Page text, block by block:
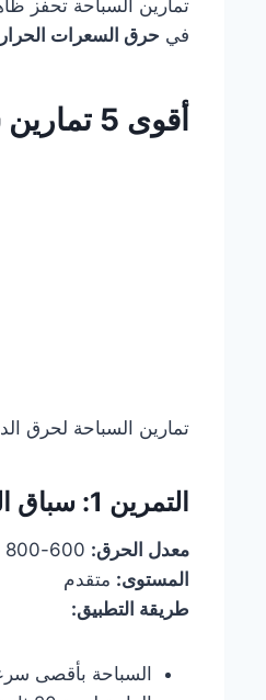
تمارين السباحة تحفز
في حرق السعرات
أقوى 5 تمارين سباحة لحرق الدهون (مصحوبة بخطوات تطبيقية)
تمارين السباحة لحرق
التمرين 1: سباق التتابع عالي الكثافة (HIIT Swimming)
معدل الحرق:
المستوى: متقدم
طريقة التطبيق:
السباحة بأقصى سرعة لمدة